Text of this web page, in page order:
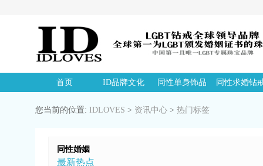
首页 ID品牌文化 同性单身饰品 同性求婚钻
您当前的位置: IDLOVES > 资讯中心 > 热门标签
同性婚姻
最新热点